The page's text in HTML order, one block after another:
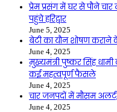
प्रेम प्रसंग में घर से पौने
पहुंचे हरिद्वार
June 5, 2025
बेटी का यौन शोषण कराने
June 4, 2025
मुख्यमंत्री पुष्कर सिंह
कई महत्वपूर्ण फैसले
June 4, 2025
चार जनपदों में मौसम
June 4, 2025